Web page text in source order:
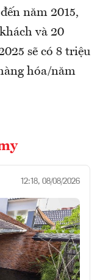
năm 2015,
và 20
sẽ có 8 triệu
hóa/năm
12:18, 08/08/2026